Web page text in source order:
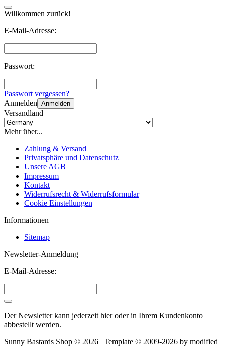
Willkommen zurück!
E-Mail-Adresse:
Passwort:
Passwort vergessen?
Anmelden Anmelden
Versandland
Mehr über...
Zahlung & Versand
Privatsphäre und Datenschutz
Unsere AGB
Impressum
Kontakt
Widerrufsrecht & Widerrufsformular
Cookie Einstellungen
Informationen
Sitemap
Newsletter-Anmeldung
E-Mail-Adresse:
Der Newsletter kann jederzeit hier oder in Ihrem Kundenkonto
abbestellt werden.
Sunny Bastards Shop © 2026 | Template © 2009-2026 by modified